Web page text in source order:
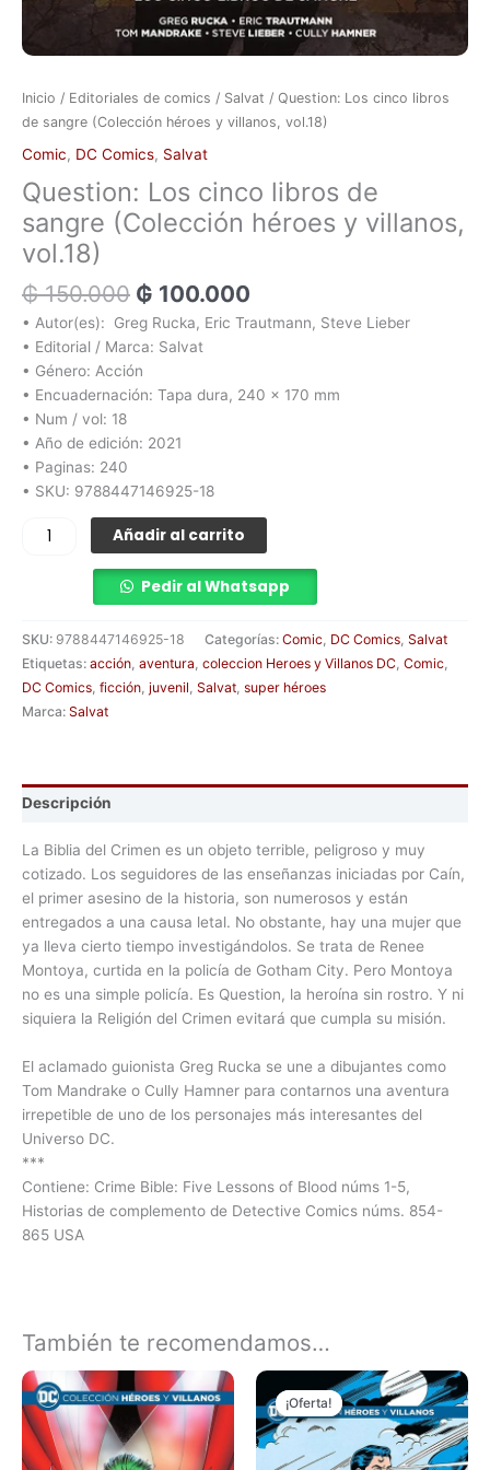
Inicio / Editoriales de comics / Salvat / Question: Los cinco libros
de sangre (Colección héroes y villanos, vol.18)
Comic, DC Comics, Salvat
Question: Los cinco libros de
sangre (Colección héroes y villanos,
vol.18)
₲150.000 ₲ 100.000
• Autor(es): Greg Rucka, Eric Trautmann, Steve Lieber
• Editorial / Marca: Salvat
• Género: Acción
• Encuadernación: Tapa dura, 240 x 170 mm
• Num / vol: 18
• Año de edición: 2021
• Paginas: 240
• SKU: 9788447146925-18
Añadir al carrito
Pedir al Whatsapp
SKU: 9788447146925-18 Categorías: Comic DC Comics Salvat
Etiquetas: acción aventura coleccion Heroes y Villanos DC Comic
DC Comics ficción juvenil Salvat super héroes
Marca: Salvat
Descripción
La Biblia del Crimen es un objeto terrible, peligroso y muy
cotizado. Los seguidores de las enseñanzas iniciadas por Caín,
el primer asesino de la historia, son numerosos y están
entregados a una causa letal. No obstante, hay una mujer que
ya lleva cierto tiempo investigándolos. Se trata de Renee
Montoya, curtida en la policía de Gotham City. Pero Montoya
no es una simple policía. Es Question, la heroína sin rostro. Y ni
siquiera la Religión del Crimen evitará que cumpla su misión.
El aclamado guionista Greg Rucka se une a dibujantes como
Tom Mandrake o Cully Hamner para contarnos una aventura
irrepetible de uno de los personajes más interesantes del
Universo DC.
***
Contiene: Crime Bible: Five Lessons of Blood núms 1-5,
Historias de complemento de Detective Comics núms. 854-
865 USA
También te recomendamos…
¡Oferta!
¡Oferta!
precio
original
era:
₲ 150.000.
El
precio
actual
es:
₲ 100.000.